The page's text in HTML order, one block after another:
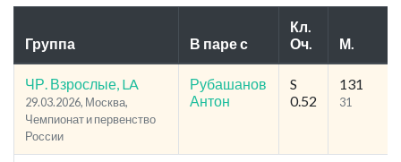
Группа В паре с
Кл.
Оч.
М.
ЧР. Взрослые, LA
29.03.2026, Москва,
Чемпионат и первенство
России
Рубашанов
Антон
S
0.52
131
31